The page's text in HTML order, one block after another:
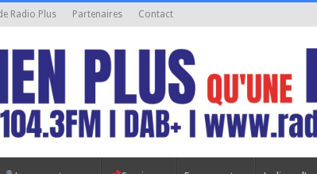
Radio Plus Partenaires Contact